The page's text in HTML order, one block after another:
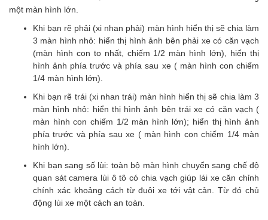
một màn hình lớn.
Khi bạn rẽ phải (xi nhan phải) màn hình hiển thị sẽ chia làm
3 màn hình nhỏ: hiển thị hình ảnh bên phải xe có căn vạch
(màn hình con to nhất, chiếm 1/2 màn hình lớn), hiển thị
hình ảnh phía trước và phía sau xe ( màn hình con chiếm
1/4 màn hình lớn).
Khi bạn rẽ trái (xi nhan trái) màn hình hiển thị sẽ chia làm 3
màn hình nhỏ: hiển thị hình ảnh bên trái xe có căn vạch (
màn hình con chiếm 1/2 màn hình lớn); hiển thị hình ảnh
phía trước và phía sau xe ( màn hình con chiếm 1/4 màn
hình lớn).
Khi bạn sang số lùi: toàn bộ màn hình chuyển sang chế độ
quan sát camera lùi ô tô có chia vạch giúp lái xe căn chỉnh
chính xác khoảng cách từ đuôi xe tới vật cản. Từ đó chủ
động lùi xe một cách an toàn.